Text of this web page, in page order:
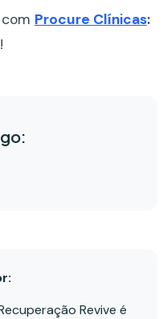
Procure Clínicas:
Revive é